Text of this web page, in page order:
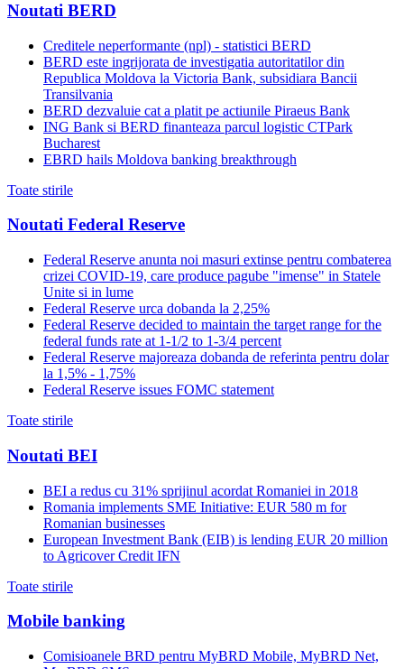
Noutati BERD
Creditele neperformante (npl) - statistici BERD
BERD este ingrijorata de investigatia autoritatilor din
Republica Moldova la Victoria Bank, subsidiara Bancii
Transilvania
BERD dezvaluie cat a platit pe actiunile Piraeus Bank
ING Bank si BERD finanteaza parcul logistic CTPark
Bucharest
EBRD hails Moldova banking breakthrough
Toate stirile
Noutati Federal Reserve
Federal Reserve anunta noi masuri extinse pentru combaterea
crizei COVID-19, care produce pagube "imense" in Statele
Unite si in lume
Federal Reserve urca dobanda la 2,25%
Federal Reserve decided to maintain the target range for the
federal funds rate at 1-1/2 to 1-3/4 percent
Federal Reserve majoreaza dobanda de referinta pentru dolar
la 1,5% - 1,75%
Federal Reserve issues FOMC statement
Toate stirile
Noutati BEI
BEI a redus cu 31% sprijinul acordat Romaniei in 2018
Romania implements SME Initiative: EUR 580 m for
Romanian businesses
European Investment Bank (EIB) is lending EUR 20 million
to Agricover Credit IFN
Toate stirile
Mobile banking
Comisioanele BRD pentru MyBRD Mobile, MyBRD Net,